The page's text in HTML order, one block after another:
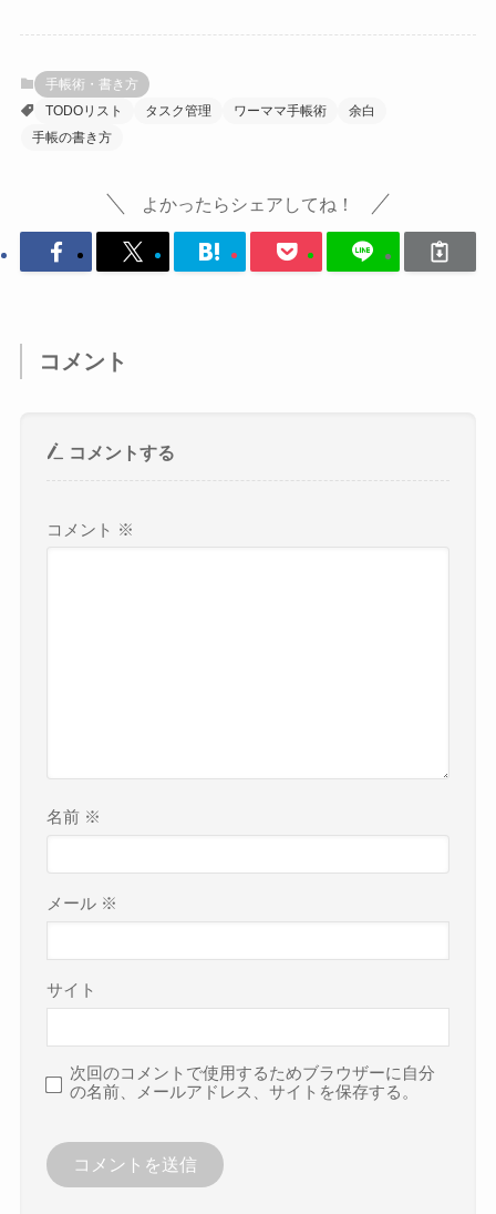
手帳術・書き方
TODOリスト
タスク管理 ワーママ手帳術
余白
手帳の書き方
よかったらシェアしてね！
コメント
コメントする
コメント ※
名前 ※
メール ※
サイト
次回のコメントで使用するためブラウザーに自分
の名前、メールアドレス、サイトを保存する。